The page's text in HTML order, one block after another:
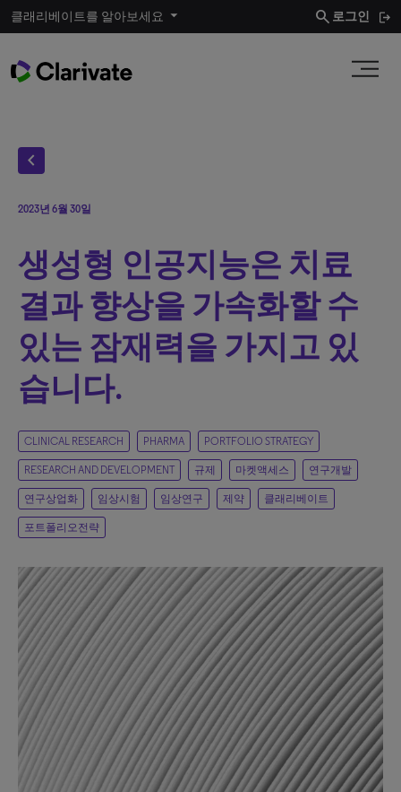
클래리베이트를 알아보세요 search 로그인
chevron_left
2023년 6월 30일
생성형 인공지능은 치료
결과 향상을 가속화할 수
있는 잠재력을 가지고 있
습니다.
CLINICAL RESEARCH PHARMA PORTFOLIO STRATEGY
RESEARCH AND DEVELOPMENT 규제 마켓액세스 연구개발
연구상업화 임상시험 임상연구 제약 클래리베이트
포트폴리오전략